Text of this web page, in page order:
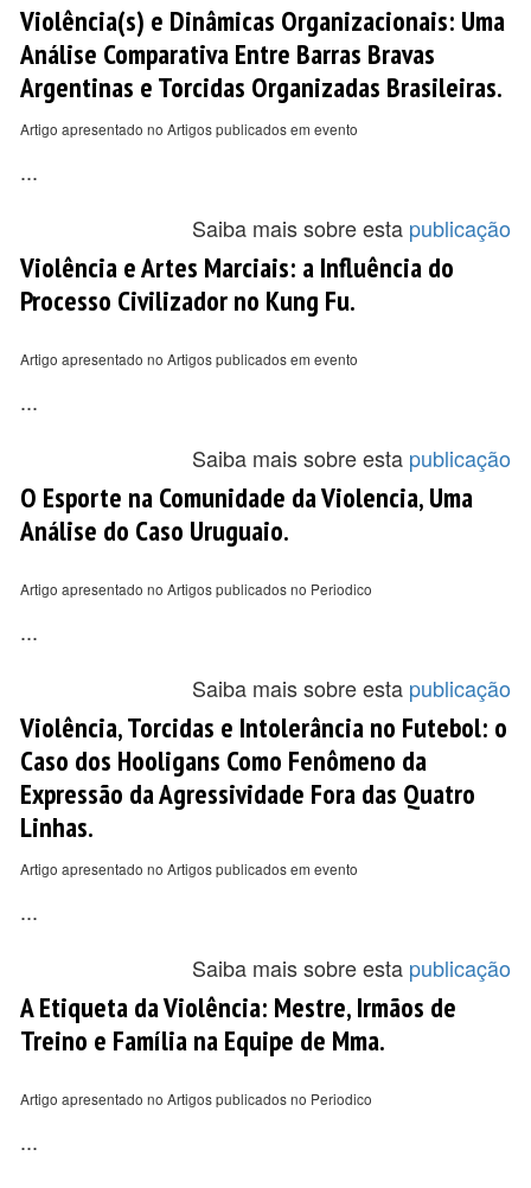
Violência(s) e Dinâmicas Organizacionais: Uma
Análise Comparativa Entre Barras Bravas
Argentinas e Torcidas Organizadas Brasileiras.
Artigo apresentado no Artigos publicados em evento
...
Saiba mais sobre esta publicação
Violência e Artes Marciais: a Influência do
Processo Civilizador no Kung Fu.
Artigo apresentado no Artigos publicados em evento
...
Saiba mais sobre esta publicação
O Esporte na Comunidade da Violencia, Uma
Análise do Caso Uruguaio.
Artigo apresentado no Artigos publicados no Periodico
...
Saiba mais sobre esta publicação
Violência, Torcidas e Intolerância no Futebol: o
Caso dos Hooligans Como Fenômeno da
Expressão da Agressividade Fora das Quatro
Linhas.
Artigo apresentado no Artigos publicados em evento
...
Saiba mais sobre esta publicação
A Etiqueta da Violência: Mestre, Irmãos de
Treino e Família na Equipe de Mma.
Artigo apresentado no Artigos publicados no Periodico
...